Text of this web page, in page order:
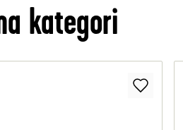
kategori